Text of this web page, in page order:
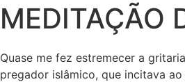
MEDITAÇÃO
Quase me fez estremecer a
pregador islâmico, que incitava